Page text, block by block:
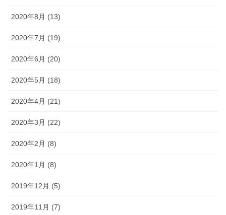
2020年8月 (13)
2020年7月 (19)
2020年6月 (20)
2020年5月 (18)
2020年4月 (21)
2020年3月 (22)
2020年2月 (8)
2020年1月 (8)
2019年12月 (5)
2019年11月 (7)